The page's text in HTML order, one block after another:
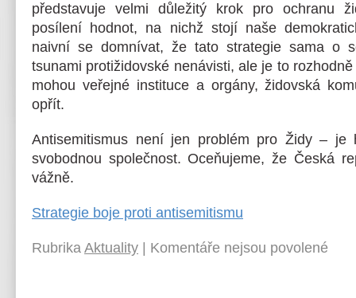
představuje velmi důležitý krok pro ochranu
posílení hodnot, na nichž stojí naše
naivní se domnívat, že tato strategie sama o
tsunami protižidovské nenávisti, ale je to
mohou veřejné instituce a orgány, židovská
opřít.
Antisemitismus není jen problém pro Židy – je
svobodnou společnost. Oceňujeme, že Česká
vážně.
Strategie boje proti antisemitismu
Rubrika Aktuality Komentáře nejsou povolené